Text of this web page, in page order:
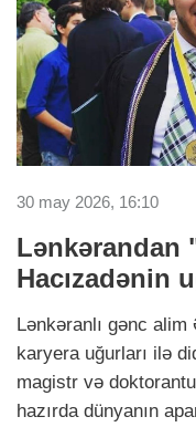
30 may 2026, 16:10
Lənkərandan
Hacızadənin
Lənkəranlı gənc
karyera uğurları ilə
magistr və
hazırda dünyanın